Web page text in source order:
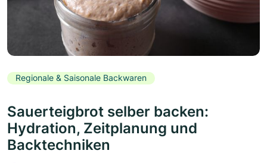
Regionale & Saisonale Backwaren
Sauerteigbrot selber backen:
Hydration, Zeitplanung und
Backtechniken